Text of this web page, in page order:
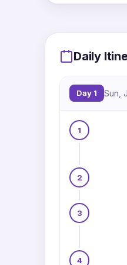
Daily
Day 1 Sun,
1
2
3
4